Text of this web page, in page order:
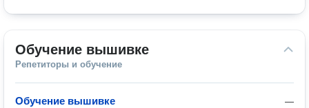
Обучение вышивке
Репетиторы и обучение
—
Обучение вышивке